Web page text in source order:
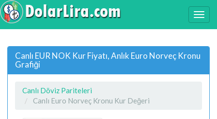
Canlı EUR NOK Kur Fiyatı, Anlık Euro Norveç Kronu
Grafiği
Canlı Döviz Pariteleri
Canlı Euro Norveç Kronu Kur Değeri